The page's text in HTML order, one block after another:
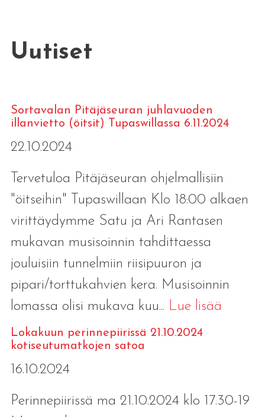
Uutiset
Sortavalan Pitäjäseuran juhlavuoden
illanvietto (öitsit) Tupaswillassa 6.11.2024
22.10.2024
Tervetuloa Pitäjäseuran ohjelmallisiin
"öitseihin" Tupaswillaan Klo 18:00 alkaen
virittäydymme Satu ja Ari Rantasen
mukavan musisoinnin tahdittaessa
jouluisiin tunnelmiin riisipuuron ja
pipari/torttukahvien kera. Musisoinnin
lomassa olisi mukava kuu... Lue lisää
Lokakuun perinnepiirissä 21.10.2024
kotiseutumatkojen satoa
16.10.2024
Perinnepiirissä ma 21.10.2024 klo 17.30-19